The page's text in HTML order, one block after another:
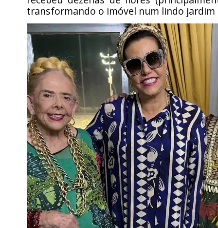
transformando o imóvel num lindo jardim